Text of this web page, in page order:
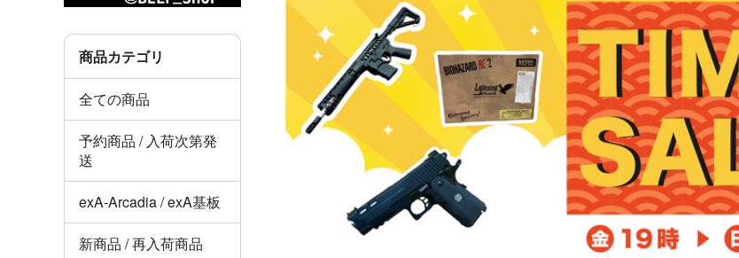
商品カテゴリ
全ての商品
予約商品 / 入荷次第発
送
exA-Arcadia / exA基板
新商品 / 再入荷商品